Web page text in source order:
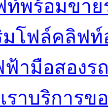
ท์พร้อมขาย
มโฟล์คลิฟท์
ามือสองร
ราบริการข